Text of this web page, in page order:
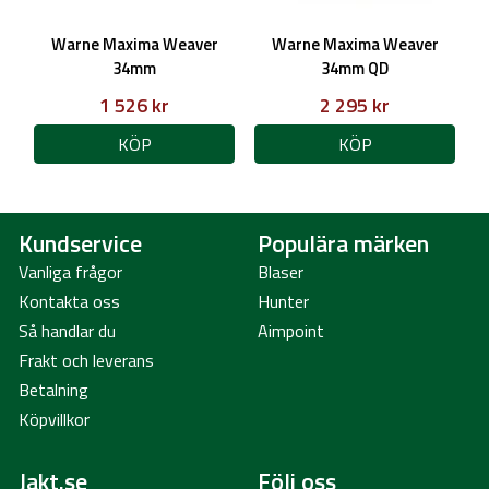
Warne Maxima Weaver
34mm
1 526 kr
KÖP
Warne Maxima Weaver
34mm QD
2 295 kr
KÖP
Kundservice
Vanliga frågor
Kontakta oss
Så handlar du
Frakt och leverans
Betalning
Köpvillkor
Populära märken
Blaser
Hunter
Aimpoint
Jakt.se Följ oss